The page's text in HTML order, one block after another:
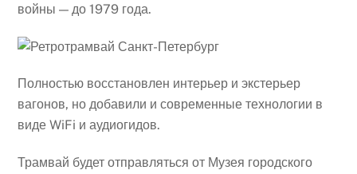
войны — до 1979 года.
Полностью восстановлен интерьер и экстерьер
вагонов, но добавили и современные технологии в
виде WiFi и аудиогидов.
Трамвай будет отправляться от Музея городского